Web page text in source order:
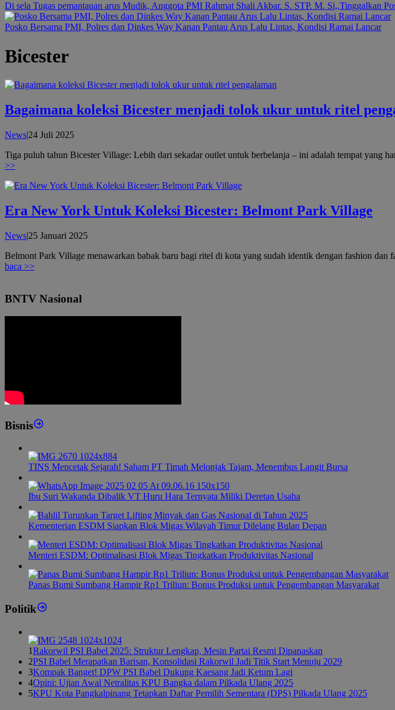
Di sela Tugas pemantauan arus Mudik, Anggota PMI Rahmat Shali Akbar. S. STP. M. Si,,Tinggalkan
Posko Bersama PMI, Polres dan Dinkes Way Kanan Pantau Arus Lalu Lintas, Kondisi Ramai Lancar
Bicester
Bagaimana koleksi Bicester menjadi tolok ukur untuk ritel
News|24 Juli 2025oleh
Tiga puluh tahun Bicester Village: Lebih dari sekadar outlet untuk berbelanja – ini adalah tempat
>>
Era New York Untuk Koleksi Bicester: Belmont Park Village
News|25 Januari 2025oleh
Belmont Park Village menawarkan babak baru bagi ritel di kota yang sudah identik dengan fashion
baca >>
BNTV Nasional
Bisnis
TINS Mencetak Sejarah! Saham PT Timah Melonjak Tajam, Menembus Langit Bursa
Ibu Suri Wakanda Dibalik VT Huru Hara Ternyata Miliki Deretan Usaha
Kementerian ESDM Siapkan Blok Migas Wilayah Timur Dilelang Bulan Depan
Menteri ESDM: Optimalisasi Blok Migas Tingkatkan Produktivitas Nasional
Panas Bumi Sumbang Hampir Rp1 Triliun: Bonus Produksi untuk Pengembangan Masyarakat
Politik
1Rakorwil PSI Babel 2025: Struktur Lengkap, Mesin Partai Resmi Dipanaskan
2PSI Babel Merapatkan Barisan, Konsolidasi Rakorwil Jadi Titik Start Menuju 2029
3Kompak Banget! DPW PSI Babel Dukung Kaesang Jadi Ketum Lagi
4Opini: Ujian Awal Netralitas KPU Bangka dalam Pilkada Ulang 2025
5KPU Kota Pangkalpinang Tetapkan Daftar Pemilih Sementara (DPS) Pilkada Ulang 2025